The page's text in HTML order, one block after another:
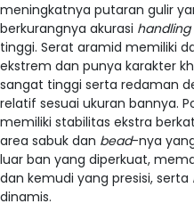
meningkatnya putaran gulir
berkurangnya akurasi handling
tinggi. Serat aramid memiliki
ekstrem dan punya karakter
sangat tinggi serta redaman
relatif sesuai ukuran bannya.
memiliki stabilitas ekstra
area sabuk dan bead-nya
luar ban yang diperkuat,
dan kemudi yang presisi, serta
dinamis.